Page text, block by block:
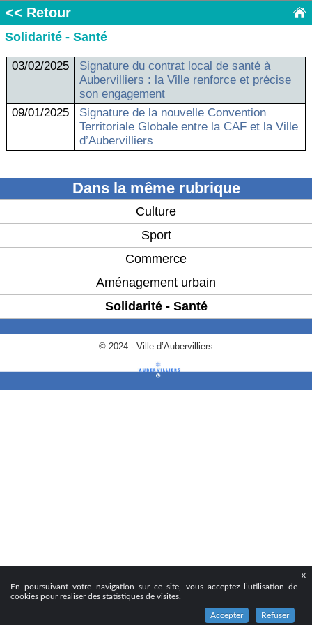
X
En poursuivant votre navigation sur ce site, vous acceptez l’utilisation de
cookies pour réaliser des statistiques de visites.
Accepter Refuser
<< Retour
Solidarité - Santé
03/02/2025
Signature du contrat local de santé à
Aubervilliers : la Ville renforce et précise
son engagement
09/01/2025
Signature de la nouvelle Convention
Territoriale Globale entre la CAF et la Ville
d’Aubervilliers
Dans la même rubrique
Culture
Sport
Commerce
Aménagement urbain
Solidarité - Santé
© 2024 - Ville d’Aubervilliers